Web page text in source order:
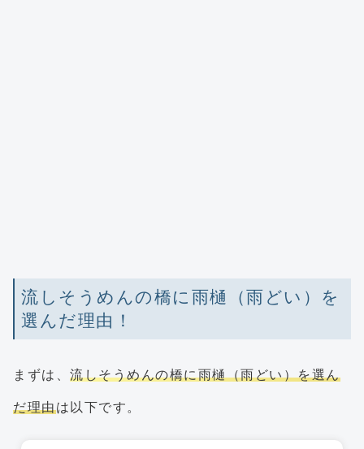
流しそうめんの橋に雨樋（雨どい）を
選んだ理由！
まずは、 流しそうめんの橋に雨樋（雨どい）を選ん
だ理由は以下です。